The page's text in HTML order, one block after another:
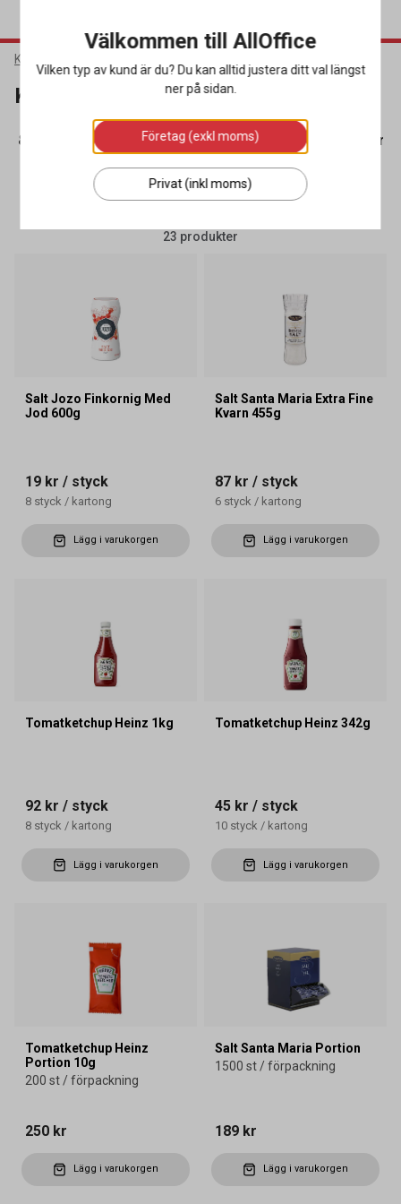
Kök & Servering
Kryddor & Såser
& Snacks (48) Kryddor & Såser(23) Läsk &
SORTERA FILTRERA
23 produkter
Salt Jozo Finkornig Med
Jod 600g
19 kr / styck
8 styck / kartong
Lägg i varukorgen
Salt Santa Maria Extra Fine
Kvarn 455g
87 kr / styck
6 styck / kartong
Lägg i varukorgen
Tomatketchup Heinz 1kg
92 kr / styck
8 styck / kartong
Lägg i varukorgen
Tomatketchup Heinz 342g
45 kr / styck
10 styck / kartong
Lägg i varukorgen
Tomatketchup Heinz
Portion 10g
200 st / förpackning
250 kr
Lägg i varukorgen
Salt Santa Maria Portion
1500 st / förpackning
189 kr
Lägg i varukorgen
Välkommen till AllOffice
Vilken typ av kund är du? Du kan alltid justera ditt val längst
ner på sidan.
Företag (exkl moms)
Privat (inkl moms)